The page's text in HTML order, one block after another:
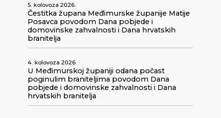
5. kolovoza 2026.
Čestitka župana Međimurske županije Matije
Posavca povodom Dana pobjede i
domovinske zahvalnosti i Dana hrvatskih
branitelja
4. kolovoza 2026.
U Međimurskoj županiji odana počast
poginulim braniteljima povodom Dana
pobjede i domovinske zahvalnosti i Dana
hrvatskih branitelja